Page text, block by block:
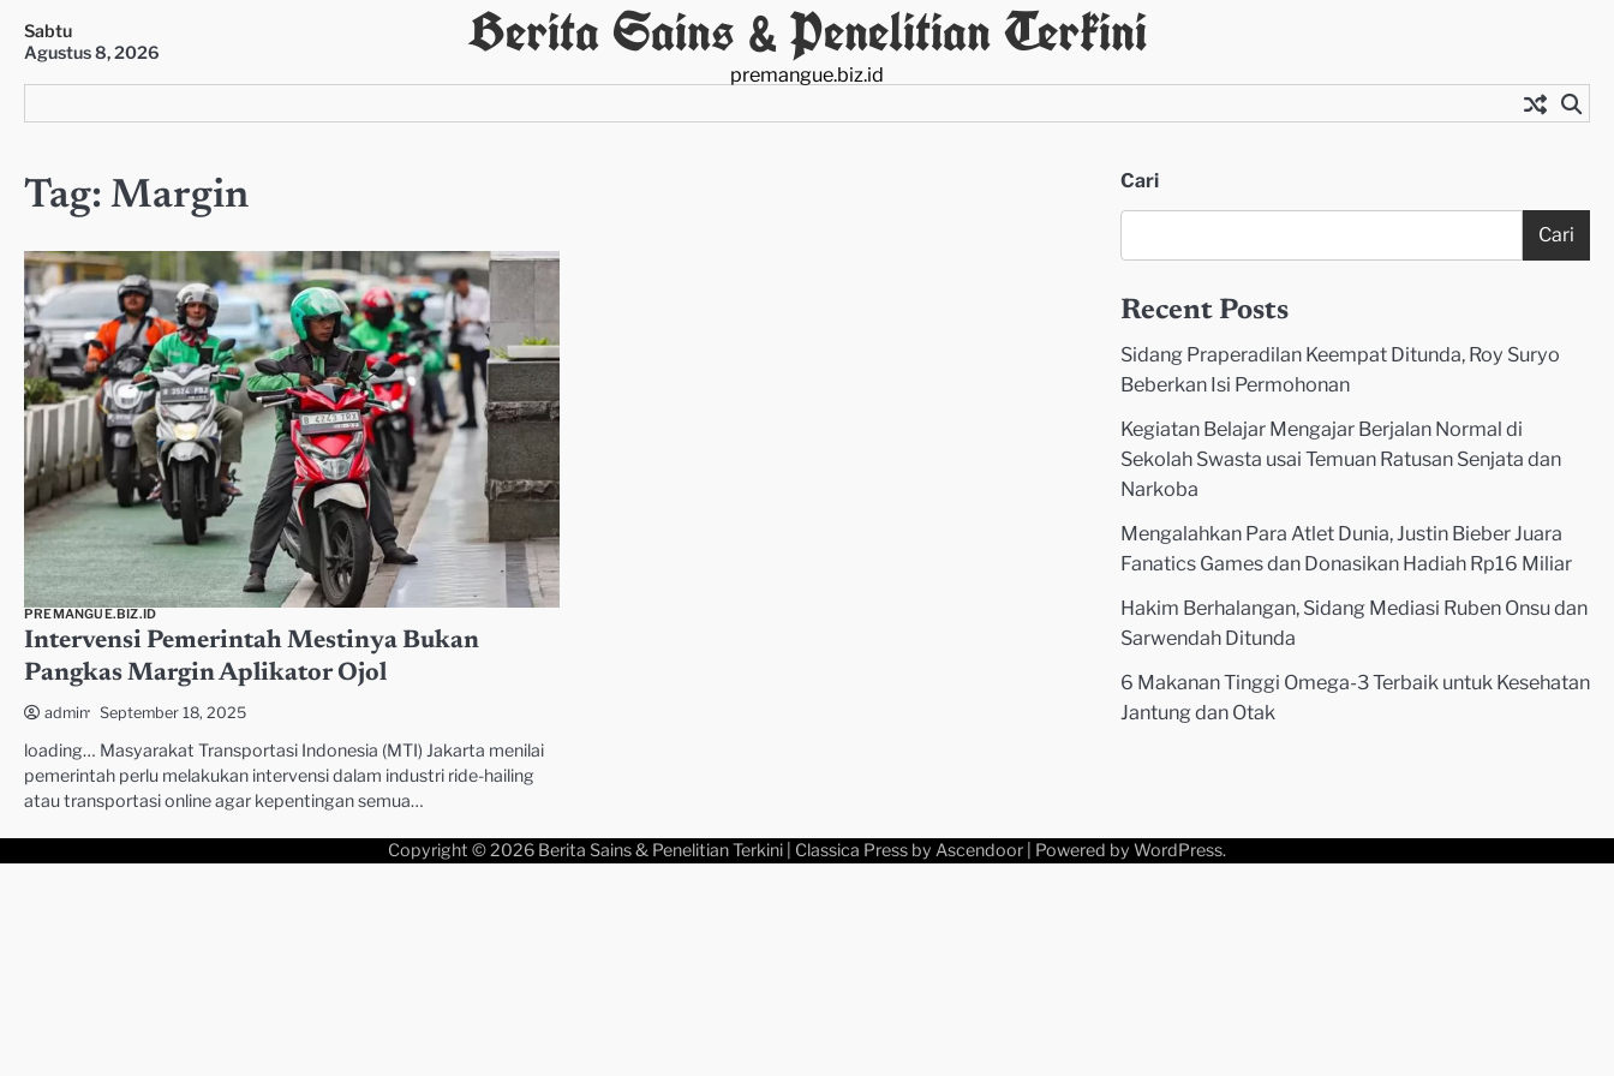
content
Sabtu
Agustus 8, 2026
Berita Sains & Penelitian Terkini
premangue.biz.id
Tag: Margin
PREMANGUE.BIZ.ID
Intervensi Pemerintah Mestinya Bukan
Pangkas Margin Aplikator Ojol
admin September 18, 2025
loading… Masyarakat Transportasi Indonesia (MTI) Jakarta menilai
pemerintah perlu melakukan intervensi dalam industri ride-hailing
atau transportasi online agar kepentingan semua…
Cari
Cari
Recent Posts
Sidang Praperadilan Keempat Ditunda, Roy Suryo
Beberkan Isi Permohonan
Kegiatan Belajar Mengajar Berjalan Normal di
Sekolah Swasta usai Temuan Ratusan Senjata dan
Narkoba
Mengalahkan Para Atlet Dunia, Justin Bieber Juara
Fanatics Games dan Donasikan Hadiah Rp16 Miliar
Hakim Berhalangan, Sidang Mediasi Ruben Onsu dan
Sarwendah Ditunda
6 Makanan Tinggi Omega-3 Terbaik untuk Kesehatan
Jantung dan Otak
Copyright © 2026 Berita Sains & Penelitian Terkini | Classica Press by Ascendoor | Powered by WordPress.